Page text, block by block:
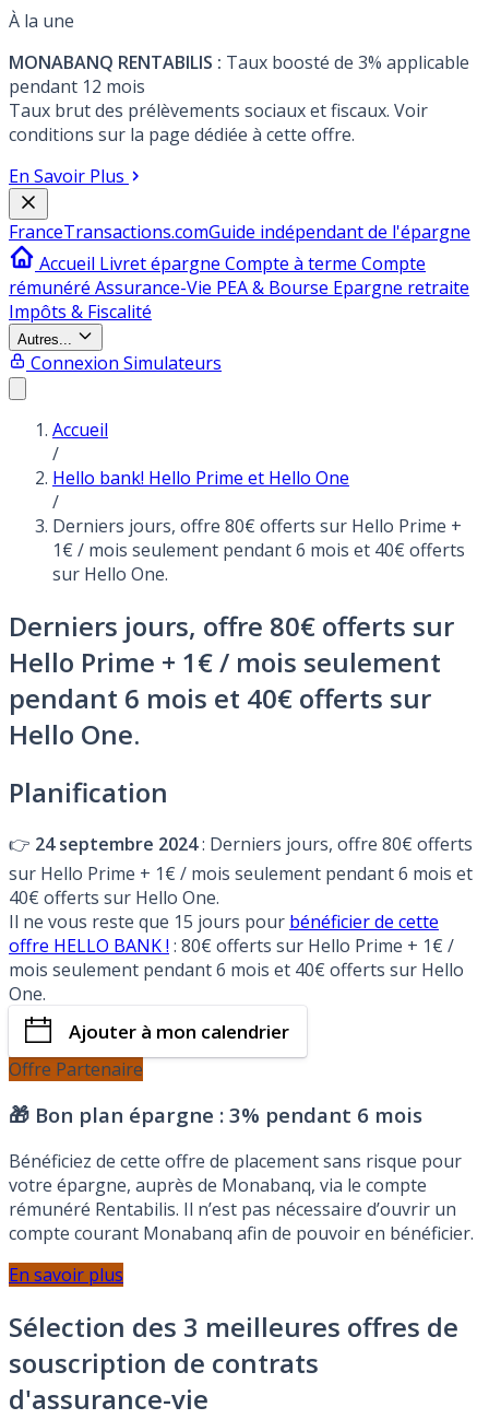
À la une
MONABANQ RENTABILIS : Taux boosté de 3% applicable
pendant 12 mois
Taux brut des prélèvements sociaux et fiscaux. Voir
conditions sur la page dédiée à cette offre.
En Savoir Plus
FranceTransactions.comGuide indépendant de l'épargne
Accueil Livret épargne Compte à terme Compte
rémunéré Assurance-Vie PEA & Bourse Epargne retraite
Impôts & Fiscalité
Autres...
Connexion Simulateurs
Accueil
/
Hello bank! Hello Prime et Hello One
/
Derniers jours, offre 80€ offerts sur Hello Prime +
1€ / mois seulement pendant 6 mois et 40€ offerts
sur Hello One.
Derniers jours, offre 80€ offerts sur
Hello Prime + 1€ / mois seulement
pendant 6 mois et 40€ offerts sur
Hello One.
Planification
👉 24 septembre 2024: Derniers jours, offre 80€ offerts
sur Hello Prime + 1€ / mois seulement pendant 6 mois et
40€ offerts sur Hello One.
Il ne vous reste que 15 jours pour bénéficier de cette
offre HELLO BANK ! : 80€ offerts sur Hello Prime + 1€ /
mois seulement pendant 6 mois et 40€ offerts sur Hello
One.
Ajouter à mon calendrier
Offre Partenaire
🎁 Bon plan épargne : 3% pendant 6 mois
Bénéficiez de cette offre de placement sans risque pour
votre épargne, auprès de Monabanq, via le compte
rémunéré Rentabilis. Il n’est pas nécessaire d’ouvrir un
compte courant Monabanq afin de pouvoir en bénéficier.
En savoir plus
Sélection des 3 meilleures offres de
souscription de contrats
d'assurance-vie